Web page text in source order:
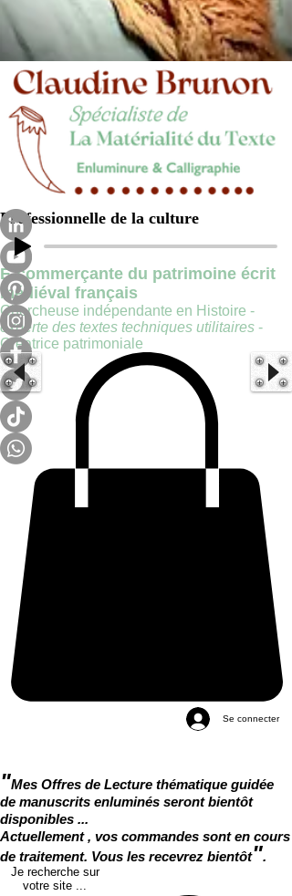
Professionnelle de la culture
E-commerçante du patrimoine écrit
médiéval français
Chercheuse indépendante en Histoire -
experte des textes techniques utilitaires -
Créatrice patrimoniale
Se connecter
"Mes Offres de Lecture thématique guidée
de manuscrits enluminés seront bientôt
disponibles ...
Actuellement , vos commandes sont en cours
de traitement. Vous les recevrez bientôt".
Je recherche sur
votre site ...